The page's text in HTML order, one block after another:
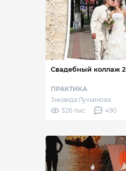
Свадебный коллаж 2
ПРАКТИКА
Зинаида Лукьянова
326 тыс.
490